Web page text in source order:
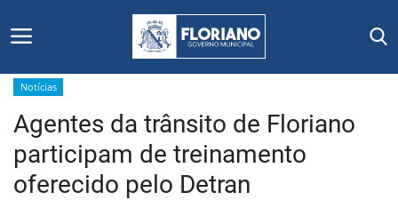
Início
Editais
Notícias
Agentes da trânsito de Floriano
participam de treinamento
oferecido pelo Detran